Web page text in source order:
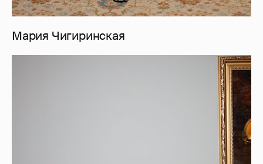
Мария Чигиринская